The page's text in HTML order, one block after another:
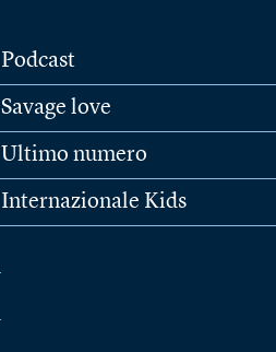
Podcast
Savage love
Ultimo numero
Internazionale Kids